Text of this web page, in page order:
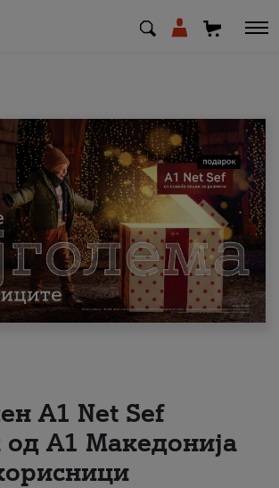
Деловни
A1 Net Sеf
од А1 Македонија